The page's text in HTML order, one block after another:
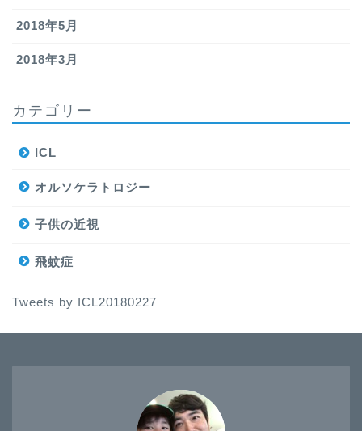
2018年5月
2018年3月
カテゴリー
ICL
オルソケラトロジー
子供の近視
飛蚊症
Tweets by ICL20180227